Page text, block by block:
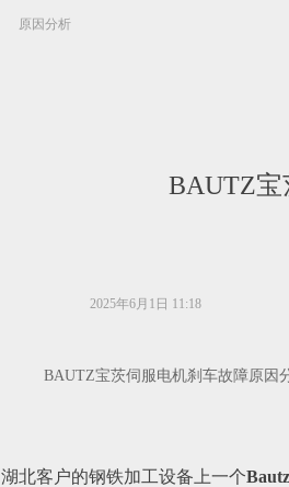
BAUTZ宝
原因分析
湖北客户的钢铁加工设备上一个‌
2025年6月1日 11:18
BAUTZ宝茨伺服电机刹车故障原因